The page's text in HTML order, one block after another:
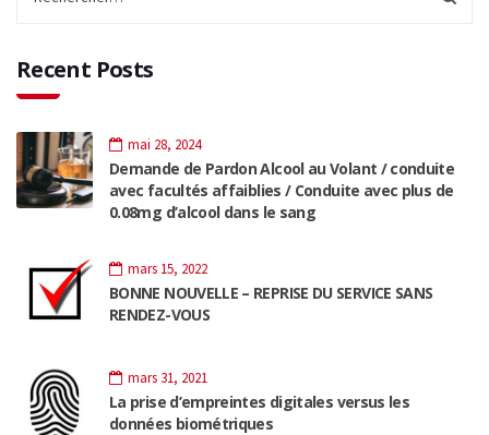
Recent Posts
mai 28, 2024
Demande de Pardon Alcool au Volant / conduite
avec facultés affaiblies / Conduite avec plus de
0.08mg d’alcool dans le sang
mars 15, 2022
BONNE NOUVELLE – REPRISE DU SERVICE SANS
RENDEZ-VOUS
mars 31, 2021
La prise d’empreintes digitales versus les
données biométriques